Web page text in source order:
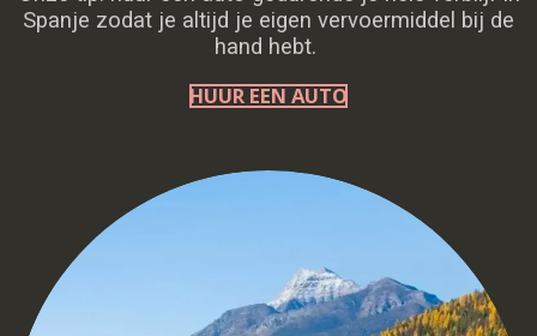
Spanje zodat je altijd je eigen vervoermiddel bij de
hand hebt.
HUUR EEN AUTO